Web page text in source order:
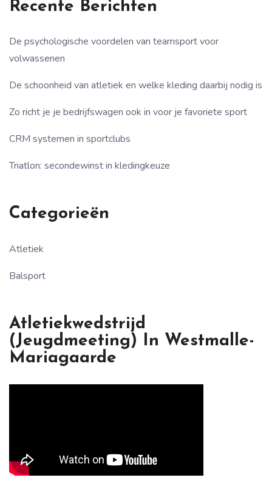
Recente Berichten
De psychologische voordelen van teamsport voor
volwassenen
De schoonheid van atletiek en welke kleding daarbij nodig is
Zo richt je je bedrijfswagen ook in voor je favoriete sport
CRM systemen in sportclubs
Triatlon: secondewinst in kledingkeuze
Categorieën
Atletiek
Balsport
Atletiekwedstrijd
(jeugdmeeting) In Westmalle-
Mariagaarde